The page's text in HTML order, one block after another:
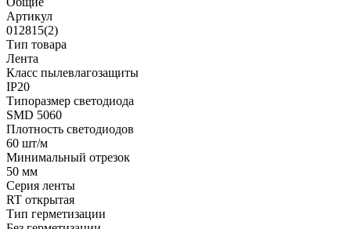
Артикул
012815(2)
Тип товара
Лента
Класс пылевлагозащиты
IP20
Типоразмер светодиода
SMD 5060
Плотность светодиодов
60 шт/м
Минимальный отрезок
50 мм
Серия ленты
RT открытая
Тип герметизации